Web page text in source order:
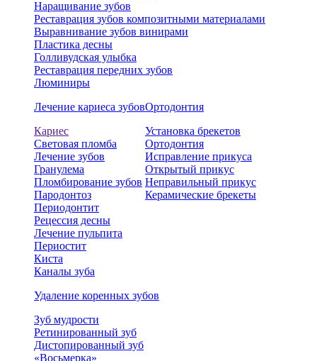
Наращивание зубов
Реставрация зубов композитными материалами
Выравнивание зубов винирами
Пластика десны
Голливудская улыбка
Реставрация передних зубов
Люминиры
Лечение кариеса зубов
Кариес
Световая пломба
Лечение зубов
Гранулема
Пломбирование зубов
Пародонтоз
Периодонтит
Рецессия десны
Лечение пульпита
Периостит
Киста
Каналы зуба
Ортодонтия
Установка брекетов
Ортодонтия
Исправление прикуса
Открытый прикус
Неправильный прикус
Керамические брекеты
Удаление коренных зубов
Зуб мудрости
Ретинированный зуб
Дистопированный зуб
«Восьмерка»